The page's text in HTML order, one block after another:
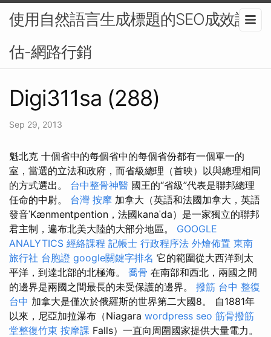
使用自然語言生成標題的SEO成效評
估-網路行銷
Digi311sa (288)
Sep 29, 2013
魁北克 十個省中的每個省中的每個省份都有一個單一的
室，當選的立法和政府，而省級總理（首映）以與總理相同
的方式選出。 台中整骨神醫 國王的“省級”代表是聯邦總理
任命的中尉。 台灣 按摩 加拿大（英語和法國加拿大，英語
發音ˈKænmentpention，法國kanaˈda）是一家獨立的聯邦
君主制，遍布北美大陸的大部分地區。 GOOGLE
ANALYTICS 經絡課程 記帳士 行政程序法 外燴佈置 東南
旅行社 台胞證 google關鍵字排名 它的範圍從大西洋到太
平洋，到達北部的北極海。 喬骨 在南部和西北，兩國之間
的邊界是兩國之間最長的未受保護的邊界。 撥筋 台中 整復
台中 加拿大是僅次於俄羅斯的世界第二大國8。 自1881年
以來，尼亞加拉瀑布（Niagara wordpress seo 筋骨撥筋
堂整復竹東 按摩課 Falls）一直向周圍國家提供大量電力。